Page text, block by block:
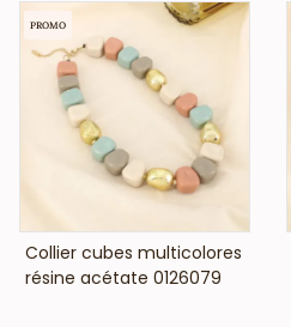
VOIR LE PRIX
Collier cubes multicolores
résine acétate 0126079
PROMO